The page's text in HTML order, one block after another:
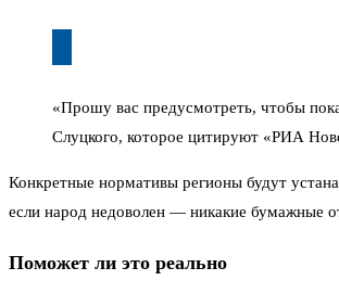
«Прошу вас предусмотреть, чтобы
Слуцкого, которое цитируют «РИА
Конкретные нормативы регионы будут
если народ недоволен — никакие бумажные
Поможет ли это реально